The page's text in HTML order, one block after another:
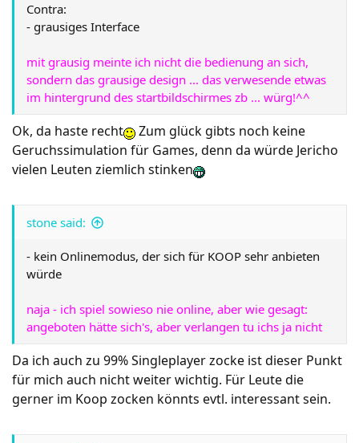
Contra:
- grausiges Interface
mit grausig meinte ich nicht die bedienung an sich,
sondern das grausige design ... das verwesende etwas
im hintergrund des startbildschirmes zb ... würg!^^
Ok, da haste recht
Zum glück gibts noch keine
Geruchssimulation für Games, denn da würde Jericho
vielen Leuten ziemlich stinken
stone said:
- kein Onlinemodus, der sich für KOOP sehr anbieten
würde
naja - ich spiel sowieso nie online, aber wie gesagt:
angeboten hätte sich's, aber verlangen tu ichs ja nicht
Da ich auch zu 99% Singleplayer zocke ist dieser Punkt
für mich auch nicht weiter wichtig. Für Leute die
gerner im Koop zocken könnts evtl. interessant sein.